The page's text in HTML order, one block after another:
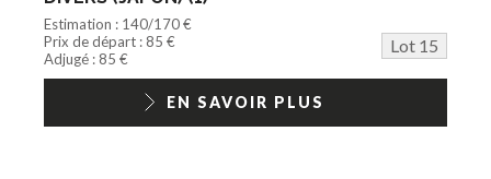
Estimation : 140/170 €
Prix de départ : 85 €
Lot 15
Adjugé : 85 €
EN SAVOIR PLUS